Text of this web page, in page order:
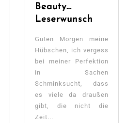
Beauty…
Leserwunsch
Guten Morgen meine
Hübschen, ich vergess
bei meiner Perfektion
in Sachen
Schminksucht, dass
es viele da draußen
gibt, die nicht die
Zeit...